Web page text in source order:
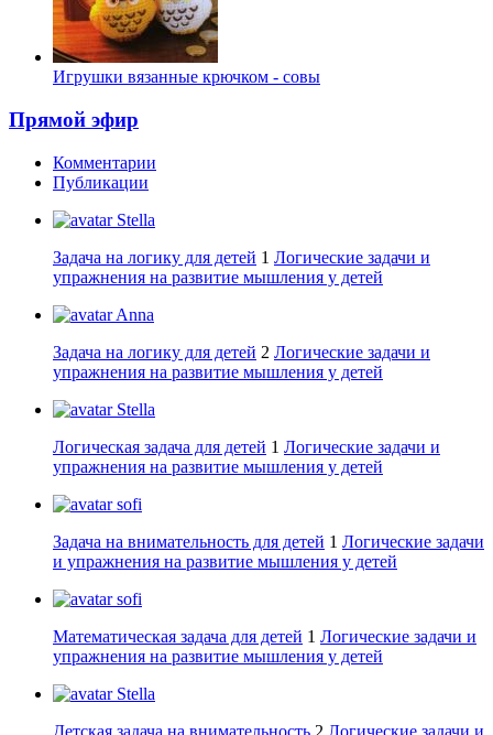
Игрушки вязанные крючком - совы
Прямой эфир
Комментарии
Публикации
Stella
Задача на логику для детей 1 Логические задачи и
упражнения на развитие мышления у детей
Anna
Задача на логику для детей 2 Логические задачи и
упражнения на развитие мышления у детей
Stella
Логическая задача для детей 1 Логические задачи и
упражнения на развитие мышления у детей
sofi
Задача на внимательность для детей 1 Логические задачи
и упражнения на развитие мышления у детей
sofi
Математическая задача для детей 1 Логические задачи и
упражнения на развитие мышления у детей
Stella
Детская задача на внимательность 2 Логические задачи и